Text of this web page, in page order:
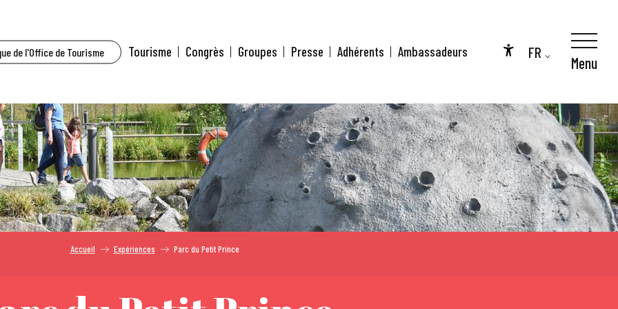
de l'Office de Tourisme
Accessibilité
FR
Tourisme Congrès Groupes Presse Adhérents Ambassadeurs
Menu
Accueil Expériences Parc du Petit Prince